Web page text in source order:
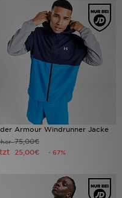
Armour Windrunner Jacke
75,00€
25,00€ - 67%